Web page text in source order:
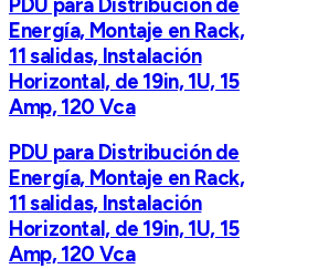
Energía, Montaje en Rack,
11 salidas, Instalación
Horizontal, de 19in, 1U, 15
Amp, 120 Vca
PDU para Distribución de
Energía, Montaje en Rack,
11 salidas, Instalación
Horizontal, de 19in, 1U, 15
Amp, 120 Vca